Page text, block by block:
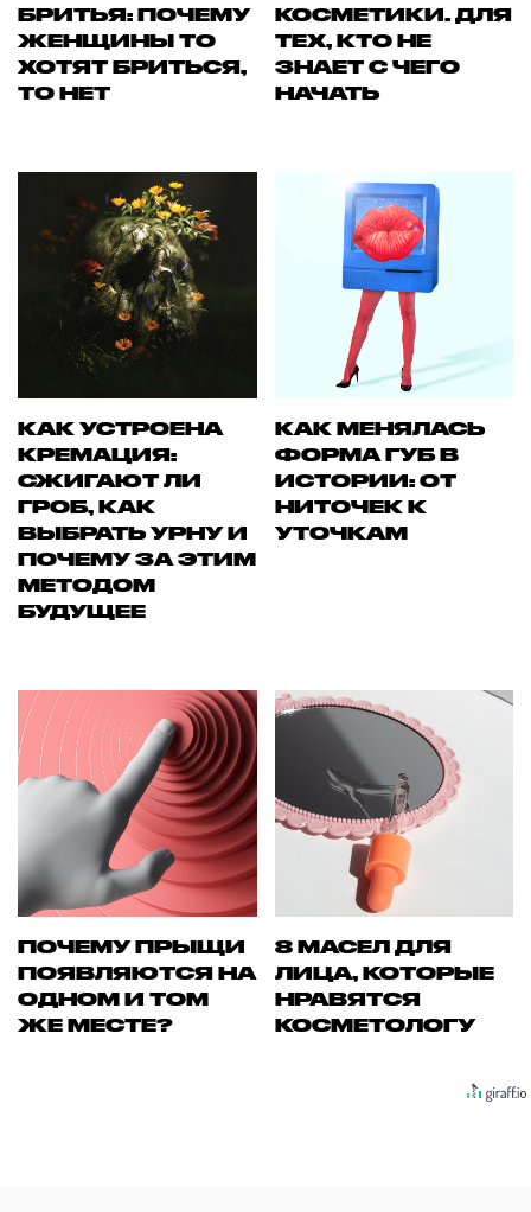
БРИТЬЯ: ПОЧЕМУ
ЖЕНЩИНЫ ТО
ХОТЯТ БРИТЬСЯ,
ТО НЕТ
КОСМЕТИКИ. ДЛЯ
ТЕХ, КТО НЕ
ЗНАЕТ С ЧЕГО
НАЧАТЬ
КАК УСТРОЕНА
КРЕМАЦИЯ:
СЖИГАЮТ ЛИ
ГРОБ, КАК
ВЫБРАТЬ УРНУ И
ПОЧЕМУ ЗА ЭТИМ
МЕТОДОМ
БУДУЩЕЕ
КАК МЕНЯЛАСЬ
ФОРМА ГУБ В
ИСТОРИИ: ОТ
НИТОЧЕК К
УТОЧКАМ
ПОЧЕМУ ПРЫЩИ
ПОЯВЛЯЮТСЯ НА
ОДНОМ И ТОМ
ЖЕ МЕСТЕ?
8 МАСЕЛ ДЛЯ
ЛИЦА, КОТОРЫЕ
НРАВЯТСЯ
КОСМЕТОЛОГУ